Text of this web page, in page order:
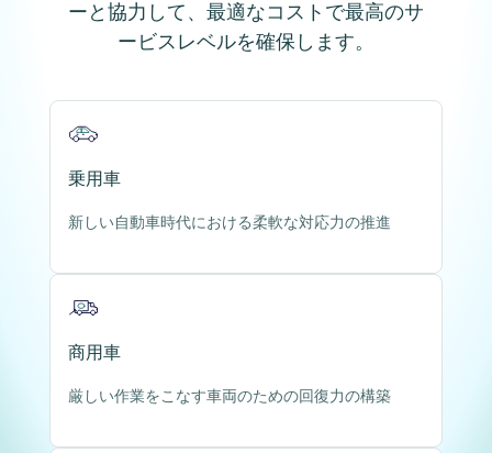
ーと協力して、最適なコストで最高のサ
ービスレベルを確保します。
乗用車
新しい自動車時代における柔軟な対応力の推進
商用車
厳しい作業をこなす車両のための回復力の構築